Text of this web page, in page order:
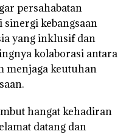
persahabatan
kebangsaan
yang inklusif dan
kolaborasi antara
menjaga keutuhan
hangat kehadiran
datang dan